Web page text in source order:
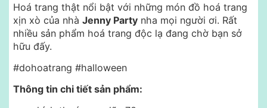
Hoá trang thật nổi bật với những món đồ hoá trang
xịn xò của nhà Jenny Party nha mọi người ơi. Rất
nhiều sản phẩm hoá trang độc lạ đang chờ bạn sở
hữu đấy.
#dohoatrang #halloween
Thông tin chi tiết sản phẩm: